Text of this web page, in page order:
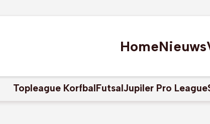
HomeNieuws
Topleague KorfbalFutsalJupiler Pro League